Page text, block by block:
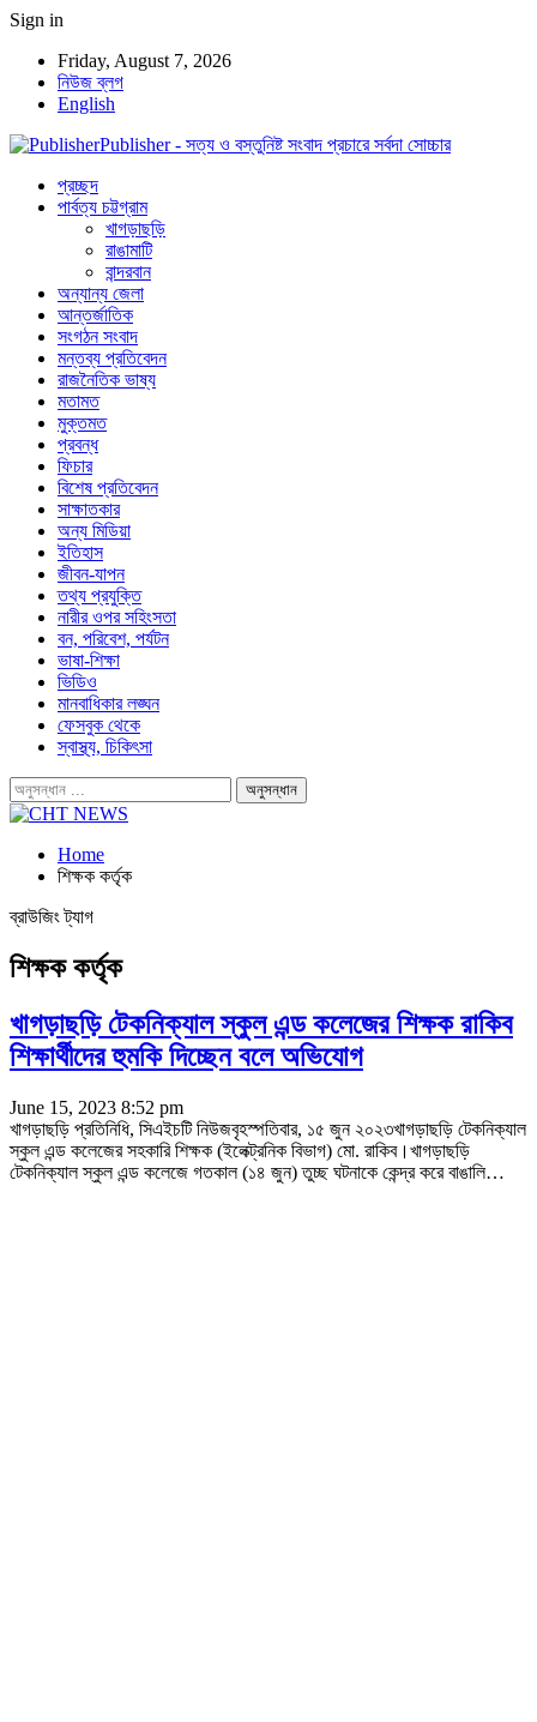
Sign in
Friday, August 7, 2026
নিউজ ব্লগ
English
Publisher - সত্য ও বস্তুনিষ্ট সংবাদ প্রচারে সর্বদা সোচ্চার
প্রচ্ছদ
পার্বত্য চট্টগ্রাম
খাগড়াছড়ি
রাঙামাটি
বান্দরবান
অন্যান্য জেলা
আন্তর্জাতিক
সংগঠন সংবাদ
মন্তব্য প্রতিবেদন
রাজনৈতিক ভাষ্য
মতামত
মুক্তমত
প্রবন্ধ
ফিচার
বিশেষ প্রতিবেদন
সাক্ষাতকার
অন্য মিডিয়া
ইতিহাস
জীবন-যাপন
তথ্য প্রযুক্তি
নারীর ওপর সহিংসতা
বন, পরিবেশ, পর্যটন
ভাষা-শিক্ষা
ভিডিও
মানবাধিকার লঙ্ঘন
ফেসবুক থেকে
স্বাস্থ্য, চিকিৎসা
Home
শিক্ষক কর্তৃক
ব্রাউজিং ট্যাগ
শিক্ষক কর্তৃক
খাগড়াছড়ি টেকনিক্যাল স্কুল এন্ড কলেজের শিক্ষক রাকিব
শিক্ষার্থীদের হুমকি দিচ্ছেন বলে অভিযোগ
June 15, 2023 8:52 pm
খাগড়াছড়ি প্রতিনিধি, সিএইচটি নিউজবৃহস্পতিবার, ১৫ জুন ২০২৩খাগড়াছড়ি টেকনিক্যাল
স্কুল এন্ড কলেজের সহকারি শিক্ষক (ইলেক্ট্রনিক বিভাগ) মো. রাকিব।খাগড়াছড়ি
টেকনিক্যাল স্কুল এন্ড কলেজে গতকাল (১৪ জুন) তুচ্ছ ঘটনাকে কেন্দ্র করে বাঙালি…